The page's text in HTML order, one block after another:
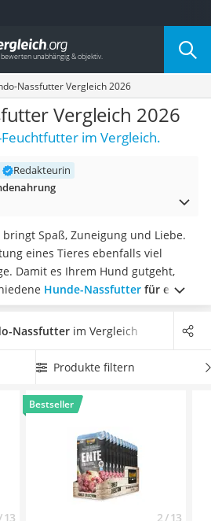
Kategorie
Nassfutter Vergleich 2026
Vergleich 2026
im Vergleich.
Redakteurin
Spaß, Zuneigung und Liebe.
eines Tieres ebenfalls viel
Damit es Ihrem Hund gutgeht,
Hunde-Nassfutter für eine
angeboten. Entscheiden Sie sich für
Sie in erster Linie auf die
auf Unterschiede zwischen den
in praktischen
Hund stets die optimale
Überzeugt hat uns hier im August
Belcando Huhn mit Reis, Zucchini
Nassfutter im Vergleich
Produkte filtern
13
Bestseller
2 / 13